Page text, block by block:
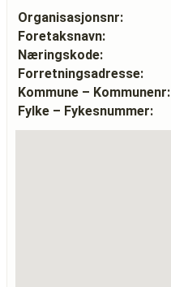
Organisasjonsnr:
Foretaksnavn:
Næringskode:
Forretningsadresse:
Kommune – Kommunenr:
Fylke – Fykesnummer: